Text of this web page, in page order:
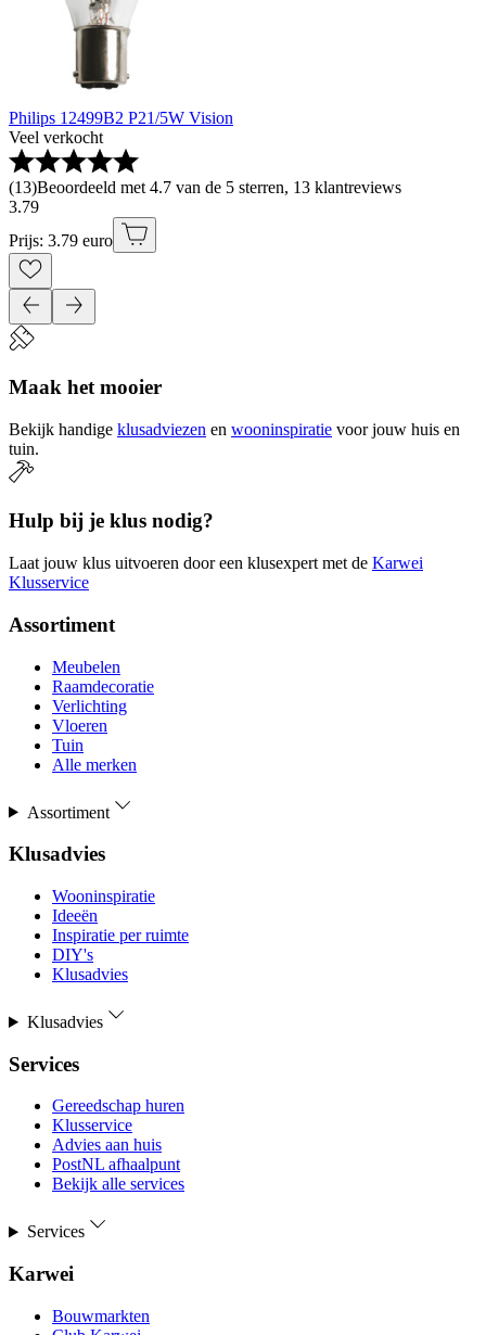
Philips 12499B2 P21/5W Vision
Veel verkocht
(13)Beoordeeld met 4.7 van de 5 sterren, 13 klantreviews
3.79
Prijs: 3.79 euro
Maak het mooier
Bekijk handige klusadviezen en wooninspiratie voor jouw huis en
tuin.
Hulp bij je klus nodig?
Laat jouw klus uitvoeren door een klusexpert met de Karwei
Klusservice
Assortiment
Meubelen
Raamdecoratie
Verlichting
Vloeren
Tuin
Alle merken
Assortiment
Klusadvies
Wooninspiratie
Ideeën
Inspiratie per ruimte
DIY's
Klusadvies
Klusadvies
Services
Gereedschap huren
Klusservice
Advies aan huis
PostNL afhaalpunt
Bekijk alle services
Services
Karwei
Bouwmarkten